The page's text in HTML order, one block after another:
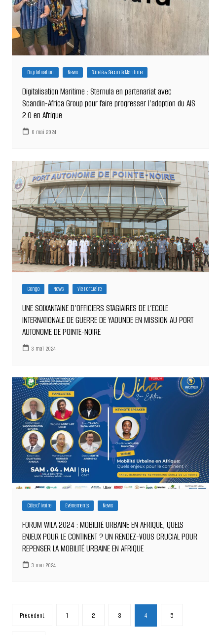
Digitalisation News Sûreté & Sécurité Maritime
Digitalisation Maritime : Sternula en partenariat avec
Scandin-Africa Group pour faire progresser l’adoption du AIS
2.0 en Afrique
6 mai 2024
Congo News Vie Portuaire
UNE SOIXANTAINE D’OFFICIERS STAGIAIRES DE L’ECOLE
INTERNATIONALE DE GUERRE DE YAOUNDE EN MISSION AU PORT
AUTONOME DE POINTE-NOIRE
3 mai 2024
Côte d'Ivoire Evénements News
FORUM WILA 2024 : MOBILITÉ URBAINE EN AFRIQUE, QUELS
ENJEUX POUR LE CONTINENT ? UN RENDEZ-VOUS CRUCIAL POUR
REPENSER LA MOBILITÉ URBAINE EN AFRIQUE
3 mai 2024
Pagination
Précédent 1 2 3 4 5